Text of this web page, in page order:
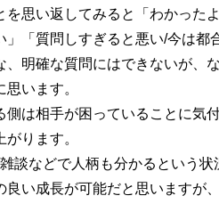
思い返してみると「わかった
「質問しすぎると悪い/今は都
明確な質問にはできないが、
います。
は相手が困っていることに気
ります。
談などで人柄も分かるという
い成長が可能だと思いますが